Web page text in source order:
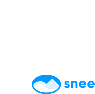
AccommodatiesTips